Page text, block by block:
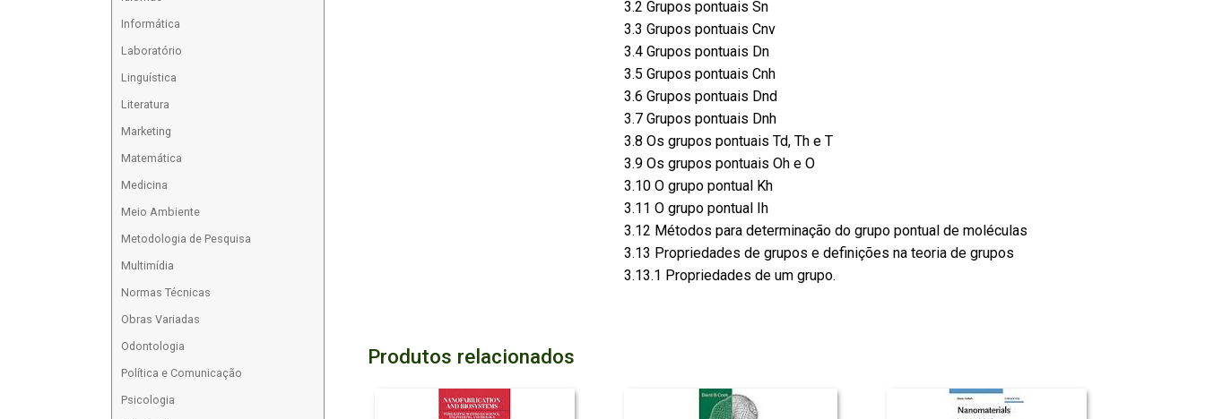
3.2 Grupos pontuais Sn
3.3 Grupos pontuais Cnv
3.4 Grupos pontuais Dn
3.5 Grupos pontuais Cnh
3.6 Grupos pontuais Dnd
3.7 Grupos pontuais Dnh
3.8 Os grupos pontuais Td, Th e T
3.9 Os grupos pontuais Oh e O
3.10 O grupo pontual Kh
3.11 O grupo pontual Ih
3.12 Métodos para determinação do grupo pontual de moléculas
3.13 Propriedades de grupos e definições na teoria de grupos
3.13.1 Propriedades de um grupo.
Produtos relacionados
Informática
Laboratório
Linguística
Literatura
Marketing
Matemática
Medicina
Meio Ambiente
Metodologia de Pesquisa
Multimídia
Normas Técnicas
Obras Variadas
Odontologia
Política e Comunicação
Psicologia